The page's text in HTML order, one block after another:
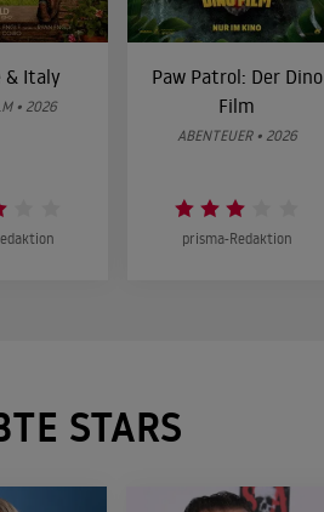
& Italy
• 2026
Paw Patrol: Der Dino
Film
ABENTEUER • 2026
prisma-Redaktion
STARS